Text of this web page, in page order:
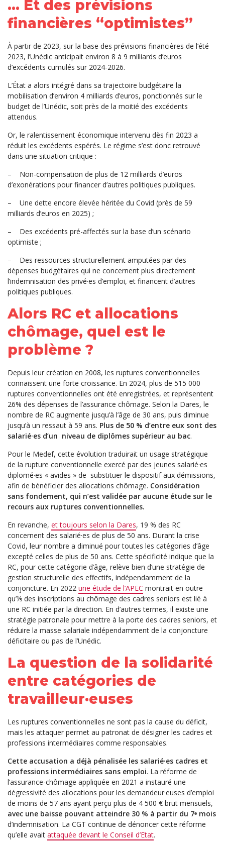
… Et des prévisions
financières “optimistes”
À partir de 2023, sur la base des prévisions financières de l’été
2023, l’Unédic anticipait environ 8 à 9 milliards d’euros
d’excédents cumulés sur 2024-2026.
L’État a alors intégré dans sa trajectoire budgétaire la
mobilisation d’environ 4 milliards d’euros, ponctionnés sur le
budget de l’Unédic, soit près de la moitié des excédents
attendus.
Or, le ralentissement économique intervenu dès fin 2023 a
réduit les excédents espérés. Le régime s’est donc retrouvé
dans une situation critique :
–
Non-compensation de plus de 12 milliards d’euros
d’exonérations pour financer d’autres politiques publiques.
–
Une dette encore élevée héritée du Covid (près de 59
milliards d’euros en 2025) ;
–
Des excédents pré-affectés sur la base d’un scénario
optimiste ;
–
Des ressources structurellement amputées par des
dépenses budgétaires qui ne concernent plus directement
l’indemnisation des privé·es d’emploi, et financent d’autres
politiques publiques.
Alors RC et allocations
chômage, quel est le
problème ?
Depuis leur création en 2008, les ruptures conventionnelles
connaissent une forte croissance. En 2024, plus de 515 000
ruptures conventionnelles ont été enregistrées, et représentent
26% des dépenses de l’assurance chômage. Selon la Dares, le
nombre de RC augmente jusqu’à l’âge de 30 ans, puis diminue
jusqu’à un ressaut à 59 ans. Plus de 50 % d’entre eux sont des
salarié·es d’un niveau de diplômes supérieur au bac.
Pour le Medef, cette évolution traduirait un usage stratégique
de la rupture conventionnelle exercé par des jeunes salarié·es
diplomé·es « avides » de substituer le dispositif aux démissions,
afin de bénéficier des allocations chômage. Considération
sans fondement, qui n’est validée par aucune étude sur le
recours aux ruptures conventionnelles.
En revanche, et toujours selon la Dares, 19 % des RC
concernent des salarié·es de plus de 50 ans. Durant la crise
Covid, leur nombre a diminué pour toutes les catégories d’âge
excepté celles de plus de 50 ans. Cette spécificité indique que la
RC, pour cette catégorie d’âge, relève bien d’une stratégie de
gestion structurelle des effectifs, indépendamment de la
conjoncture. En 2022 une étude de l’APEC montrait en outre
qu’⅕ des inscriptions au chômage des cadres seniors est lié à
une RC initiée par la direction. En d’autres termes, il existe une
stratégie patronale pour mettre à la porte des cadres seniors, et
réduire la masse salariale indépendamment de la conjoncture
déficitaire ou pas de l’Unédic.
La question de la solidarité
entre catégories de
travailleur·euses
Les ruptures conventionnelles ne sont pas la cause du déficit,
mais les attaquer permet au patronat de désigner les cadres et
professions intermédiaires comme responsables.
Cette accusation a déjà pénalisée les salarié·es cadres et
professions intermédiaires sans emploi. La réforme de
l’assurance-chômage appliquée en 2021 a instauré une
dégressivité des allocations pour les demandeur·euses d’emploi
de moins de 57 ans ayant perçu plus de 4 500 € brut mensuels,
avec une baisse pouvant atteindre 30 % à partir du 7ᵉ mois
d’indemnisation. La CGT continue de dénoncer cette réforme
qu’elle avait attaquée devant le Conseil d’Etat.